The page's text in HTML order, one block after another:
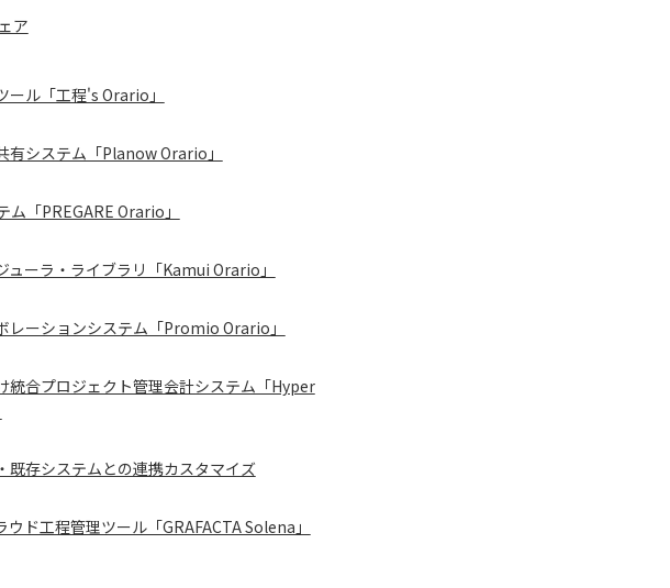
ア
ール「工程's Orario」
有システム「Planow Orario」
ム「PREGARE Orario」
ューラ・ライブラリ「Kamui Orario」
レーションシステム「Promio Orario」
統合プロジェクト管理会計システム「Hyper
既存システムとの連携カスタマイズ
ウド工程管理ツール「GRAFACTA Solena」